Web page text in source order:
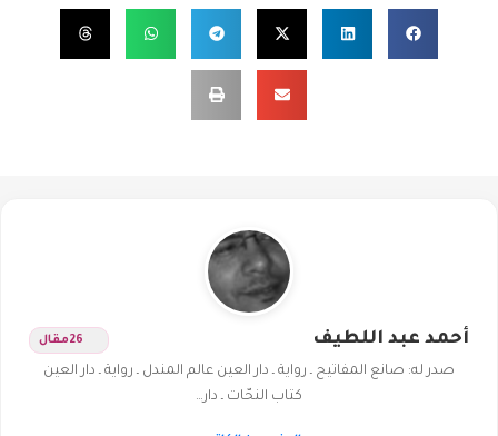
أحمد عبد اللطيف 26مقال
صدر له: صانع المفاتيح ـ رواية ـ دار العين عالم المندل ـ رواية ـ دار العين
كتاب النحّات ـ دار…